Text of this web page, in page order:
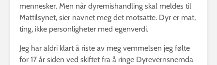
mennesker. Men når dyremishandling skal meldes til
Mattilsynet, sier navnet meg det motsatte. Dyr er mat,
ting, ikke personligheter med egenverdi.
Jeg har aldri klart å riste av meg vemmelsen jeg følte
for 17 år siden ved skiftet fra å ringe Dyrevernsnemda